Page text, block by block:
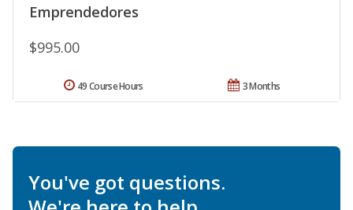
Emprendedores
$995.00
3 Months
49 Course Hours
You've got questions.